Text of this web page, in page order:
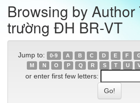
Browsing by
trường ĐH BR-VT
Jump to: 0-9 A B C D E F
M
N O P Q R S T U
or enter first few letters: